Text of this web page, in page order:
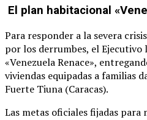
El plan habitacional
Para responder a la severa
por los derrumbes, el
«Venezuela Renace»,
viviendas equipadas a familias
Fuerte Tiuna (Caracas).
Las metas oficiales fijadas